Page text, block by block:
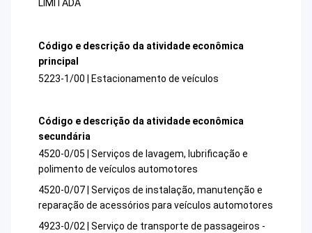
LIMITADA
Código e descrição da atividade econômica
principal
5223-1/00 | Estacionamento de veículos
Código e descrição da atividade econômica
secundária
4520-0/05 | Serviços de lavagem, lubrificação e
polimento de veículos automotores
4520-0/07 | Serviços de instalação, manutenção e
reparação de acessórios para veículos automotores
4923-0/02 | Serviço de transporte de passageiros -